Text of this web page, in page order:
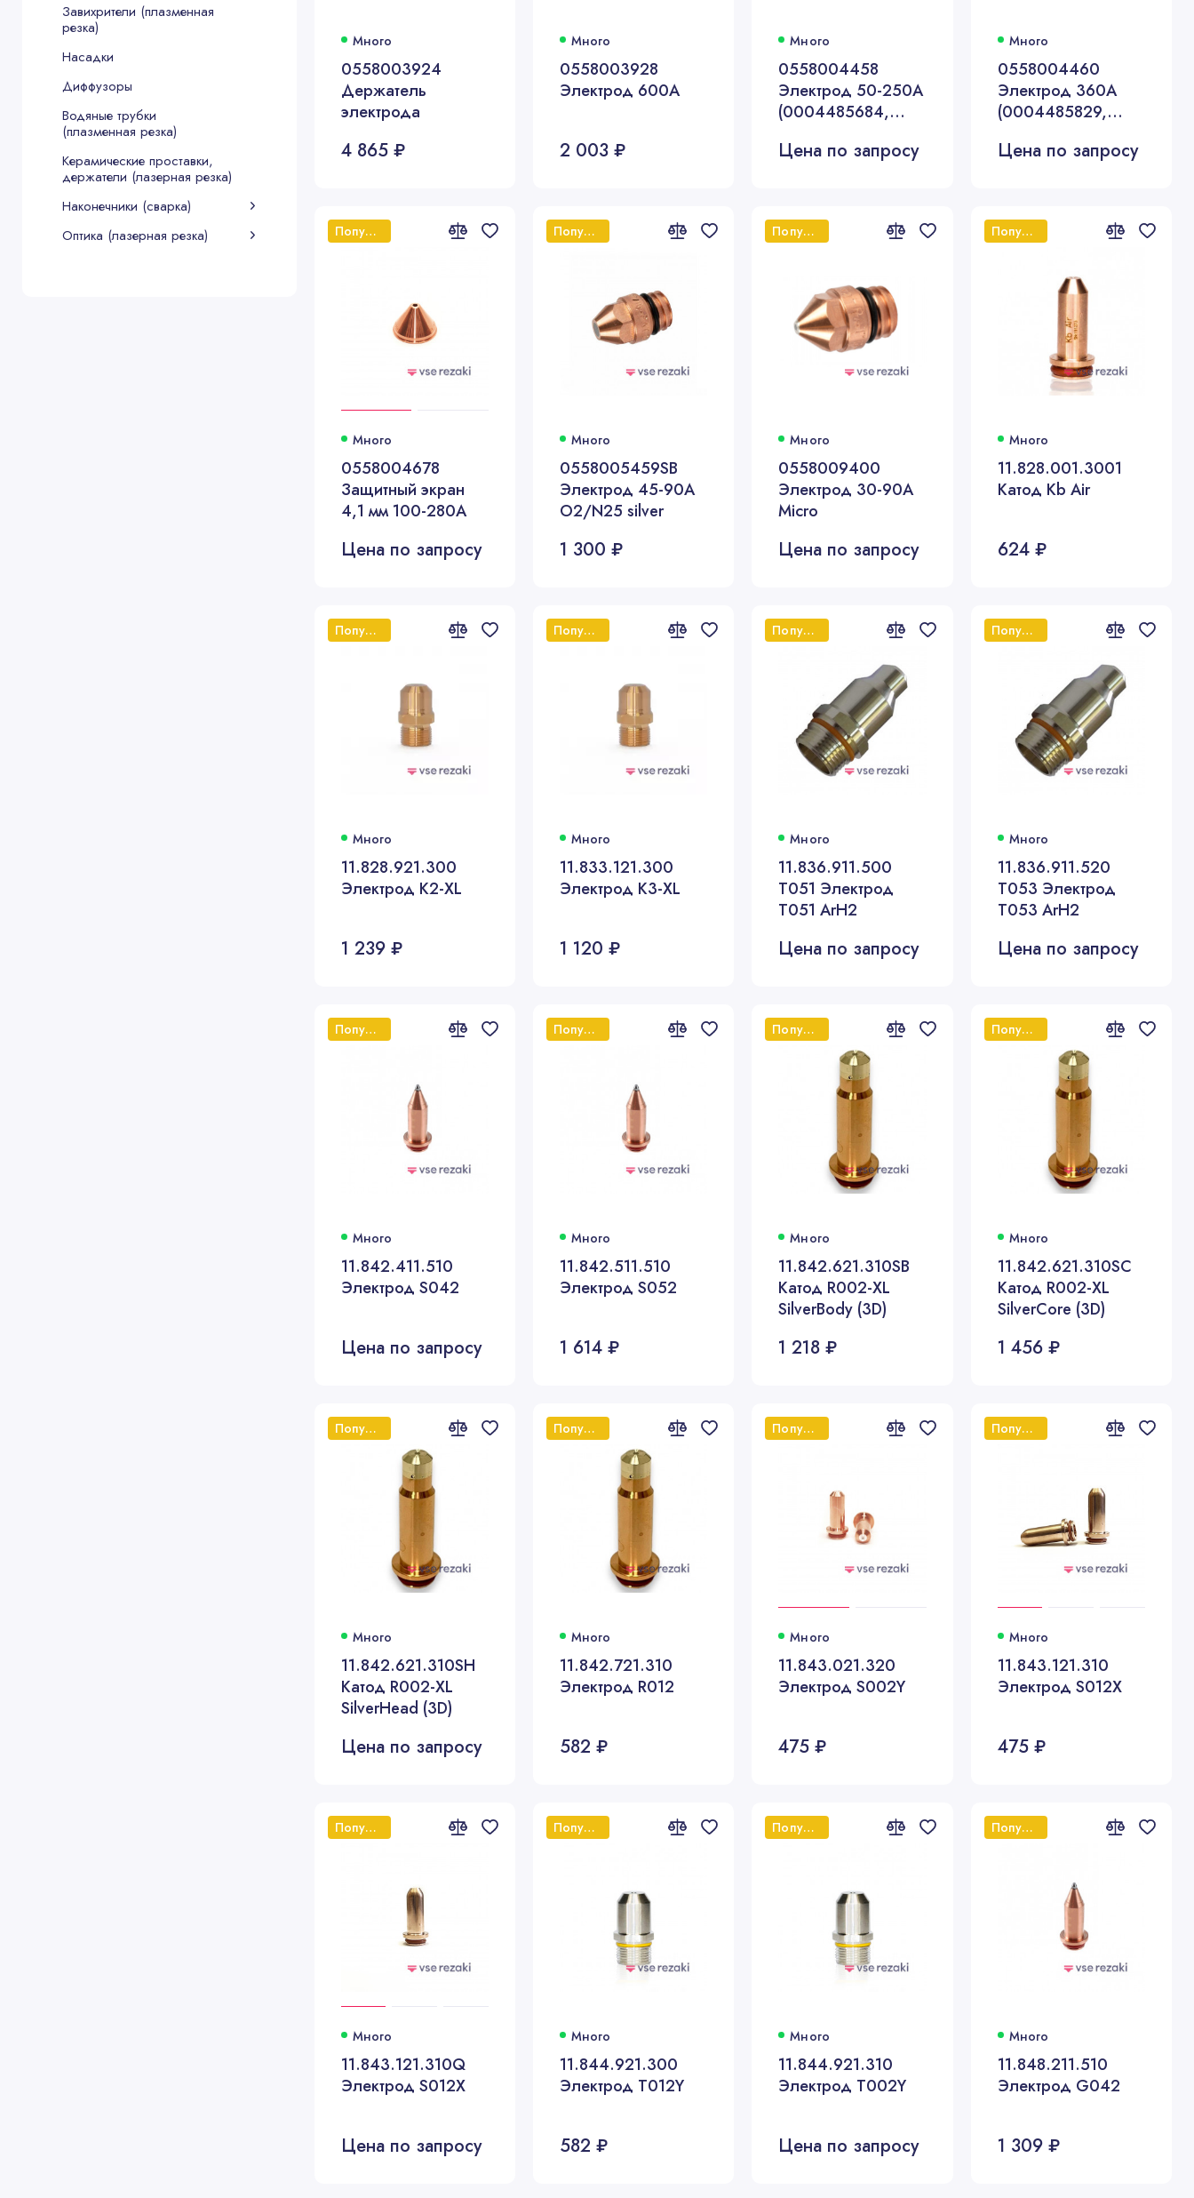
Завихрители (плазменная
резка)
Насадки
Диффузоры
Водяные трубки
(плазменная резка)
Керамические проставки,
держатели (лазерная резка)
Наконечники (сварка)
Оптика (лазерная резка)
Много
0558003924
Держатель
электрода
4 865 ₽
Много
0558003928
Электрод 600А
2 003 ₽
Много
0558004458
Электрод 50-250А
(0004485684,
Цена по запросу
Много
0558004460
Электрод 360А
(0004485829,
Цена по запросу
Популярный
Много
0558004678
Защитный экран
4,1 мм 100-280A
Цена по запросу
Популярный
Много
0558005459SB
Электрод 45-90А
O2/N25 silver
1 300 ₽
Популярный
Много
0558009400
Электрод 30-90А
Micro
Цена по запросу
Популярный
Много
11.828.001.3001
Катод Kb Air
624 ₽
Популярный
Много
11.828.921.300
Электрод K2-XL
1 239 ₽
Популярный
Много
11.833.121.300
Электрод K3-XL
1 120 ₽
Популярный
Много
11.836.911.500
T051 Электрод
T051 ArH2
Цена по запросу
Популярный
Много
11.836.911.520
T053 Электрод
T053 ArH2
Цена по запросу
Популярный
Много
11.842.411.510
Электрод S042
Цена по запросу
Популярный
Много
11.842.511.510
Электрод S052
1 614 ₽
Популярный
Много
11.842.621.310SB
Катод R002-XL
SilverBody (3D)
1 218 ₽
Популярный
Много
11.842.621.310SC
Катод R002-XL
SilverCore (3D)
1 456 ₽
Популярный
Много
11.842.621.310SH
Катод R002-XL
SilverHead (3D)
Цена по запросу
Популярный
Много
11.842.721.310
Электрод R012
582 ₽
Популярный
Много
11.843.021.320
Электрод S002Y
475 ₽
Популярный
Много
11.843.121.310
Электрод S012X
475 ₽
Популярный
Много
11.843.121.310Q
Электрод S012X
Цена по запросу
Популярный
Много
11.844.921.300
Электрод T012Y
582 ₽
Популярный
Много
11.844.921.310
Электрод T002Y
Цена по запросу
Популярный
Много
11.848.211.510
Электрод G042
1 309 ₽